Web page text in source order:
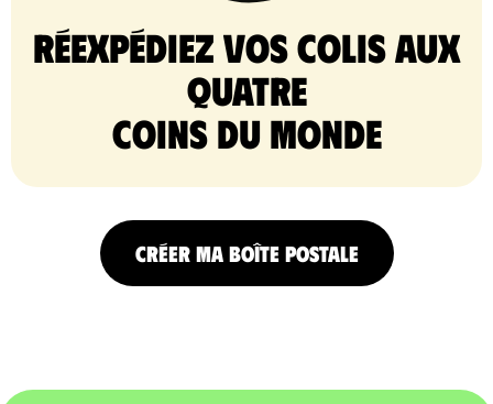
Réexpédiez vos colis aux
quatre
coins du monde
CRÉER MA BOÎTE POSTALE